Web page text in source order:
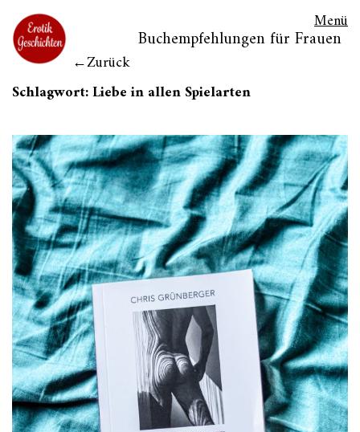
Zurück
Buchempfehlungen für Frauen
Menü
Schlagwort:Liebe in allen Spielarten